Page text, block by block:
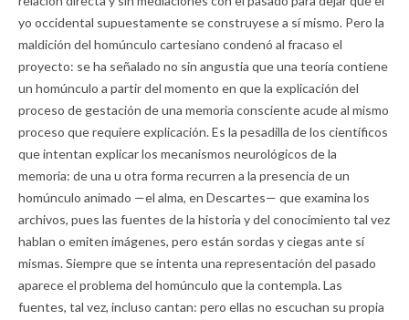
yo occidental supuestamente se construyese a sí mismo. Pero la
maldición del homúnculo cartesiano condenó al fracaso el
proyecto: se ha señalado no sin angustia que una teoría contiene
un homúnculo a partir del momento en que la explicación del
proceso de gestación de una memoria consciente acude al mismo
proceso que requiere explicación. Es la pesadilla de los científicos
que intentan explicar los mecanismos neurológicos de la
memoria: de una u otra forma recurren a la presencia de un
homúnculo animado —el alma, en Descartes— que examina los
archivos, pues las fuentes de la historia y del conocimiento tal vez
hablan o emiten imágenes, pero están sordas y ciegas ante sí
mismas. Siempre que se intenta una representación del pasado
aparece el problema del homúnculo que la contempla. Las
fuentes, tal vez, incluso cantan: pero ellas no escuchan su propia